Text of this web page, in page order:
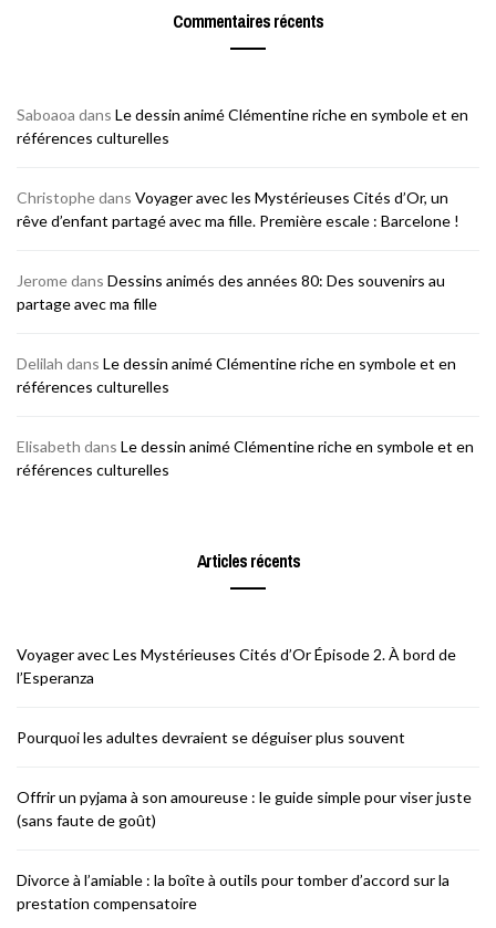
Commentaires récents
Saboaoa dans Le dessin animé Clémentine riche en symbole et en
références culturelles
Christophedans Voyager avec les Mystérieuses Cités d’Or, un
rêve d’enfant partagé avec ma fille. Première escale : Barcelone !
Jeromedans Dessins animés des années 80: Des souvenirs au
partage avec ma fille
Delilah dans Le dessin animé Clémentine riche en symbole et en
références culturelles
Elisabeth dans Le dessin animé Clémentine riche en symbole et en
références culturelles
Articles récents
Voyager avec Les Mystérieuses Cités d’Or Épisode 2. À bord de
l’Esperanza
Pourquoi les adultes devraient se déguiser plus souvent
Offrir un pyjama à son amoureuse : le guide simple pour viser juste
(sans faute de goût)
Divorce à l’amiable : la boîte à outils pour tomber d’accord sur la
prestation compensatoire